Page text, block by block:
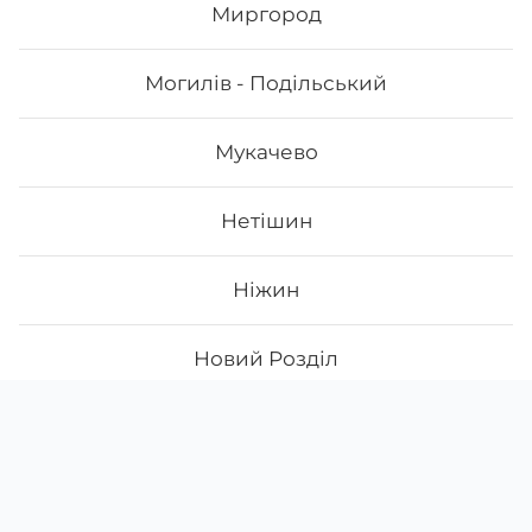
Миргород
Могилів - Подільський
Мукачево
Нетішин
Ніжин
Новий Розділ